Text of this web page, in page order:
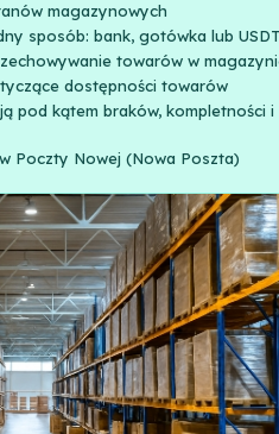
magazynowych
sposób: bank, gotówka lub
towarów w
dostępności towarów
pod kątem braków, kompletności i
Poczty Nowej (Nowa Poszta)